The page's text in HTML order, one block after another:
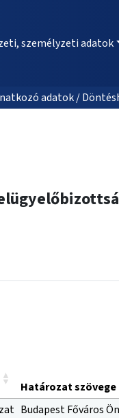
személyzeti adatok
adatok /
Határozat szövege
Budapest Főváros